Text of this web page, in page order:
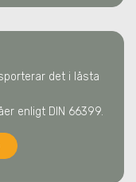
det i låsta
enligt DIN 66399.